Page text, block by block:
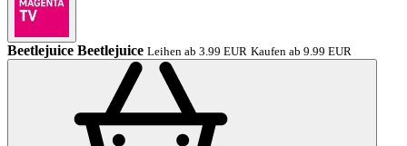
Beetlejuice Beetlejuice Leihen ab 3.99 EUR Kaufen ab 9.99 EUR